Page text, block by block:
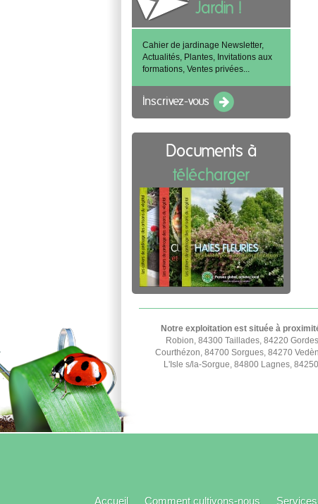
Jardin !
Cahier de jardinage Newsletter,
Actualités, Plantes, Invitations aux
formations, Ventes privées...
Inscrivez-vous
Documents à
télécharger
Notre exploitation est située à
Robion, 84300 Taillades, 84220
Courthézon, 84700 Sorgues, 84270
L'Isle s/la-Sorgue, 84800 Lagnes,
Accueil Comment cultivons-nous